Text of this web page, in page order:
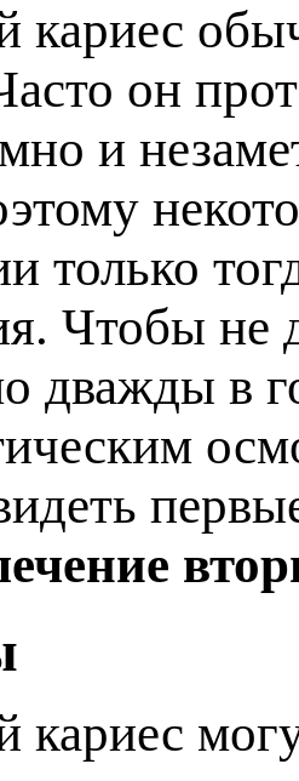
он
и
только
Чтобы не
дважды в